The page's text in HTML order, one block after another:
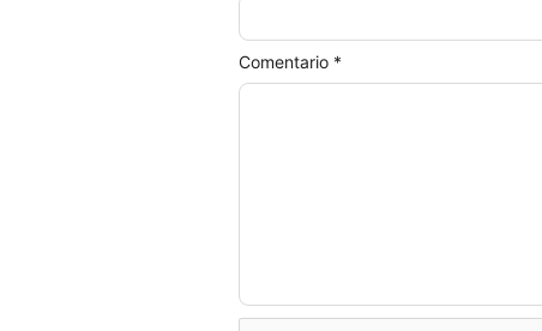
Comentario *